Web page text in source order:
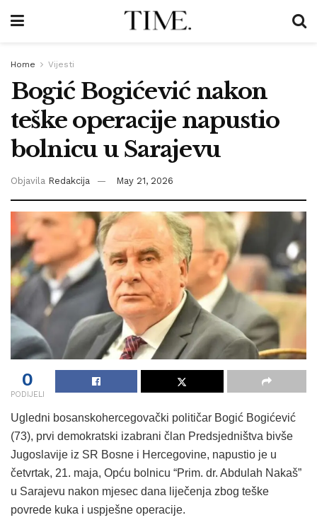
Home Vijesti
Bogić Bogićević nakon
teške operacije napustio
bolnicu u Sarajevu
Objavila Redakcija May 21, 2026
0
PODIJELI
Ugledni bosanskohercegovački političar Bogić Bogićević
(73), prvi demokratski izabrani član Predsjedništva bivše
Jugoslavije iz SR Bosne i Hercegovine, napustio je u
četvrtak, 21. maja, Opću bolnicu “Prim. dr. Abdulah Nakaš”
u Sarajevu nakon mjesec dana liječenja zbog teške
povrede kuka i uspješne operacije.